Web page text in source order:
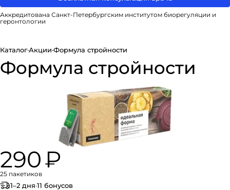
Аккредитована Санкт-Петербургским институтом биорегуляции и
геронтологии
Каталог·Акции·Формула стройности
Формула стройности
290 ₽
25 пакетиков
1–2 дня·11 бонусов